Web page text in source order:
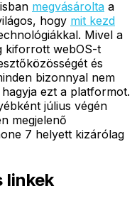
megvásárolta a
hogy mit kezd
Mivel a
kiforrott webOS-t
és
bizonnyal nem
ezt a platformot.
július végén
megjelenő
7 helyett kizárólag
linkek